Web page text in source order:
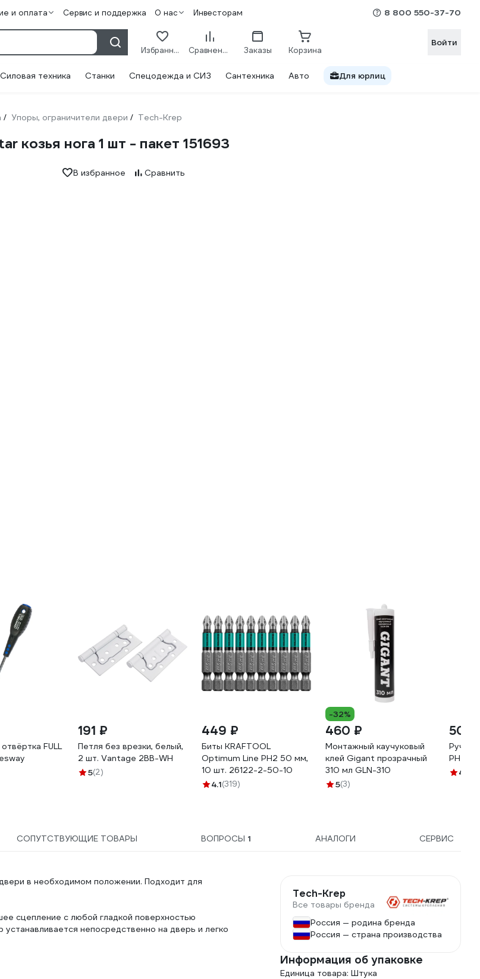
и оплата Сервис и поддержка О нас Инвесторам 8 800 550-37-70
Избранное Сравнение Заказы Корзина
Войти
Силовая техника Станки Спецодежда и СИЗ Сантехника Авто Для юрлиц
/ Упоры, ограничители двери / Tech-Krep
козья нога 1 шт - пакет 151693
В избранное Сравнить
FULL
191 ₽
Петля без врезки, белый,
2 шт. Vantage 2BB-WH
5(2)
449 ₽
Биты KRAFTOOL
Optimum Line PH2 50 мм,
10 шт. 26122-2-50-10
4.1(319)
-32%
460 ₽
Монтажный каучуковый
клей Gigant прозрачный
310 мл GLN-310
5(3)
500
PH2
4.6
СОПУТСТВУЮЩИЕ ТОВАРЫ ВОПРОСЫ 1 АНАЛОГИ СЕРВИС
в необходимом положении. Подходит для
сцепление с любой гладкой поверхностью
непосредственно на дверь и легко
Tech-Krep
Все товары бренда
Россия — родина бренда
Россия — страна производства
Информация об упаковке
Единица товара: Штука